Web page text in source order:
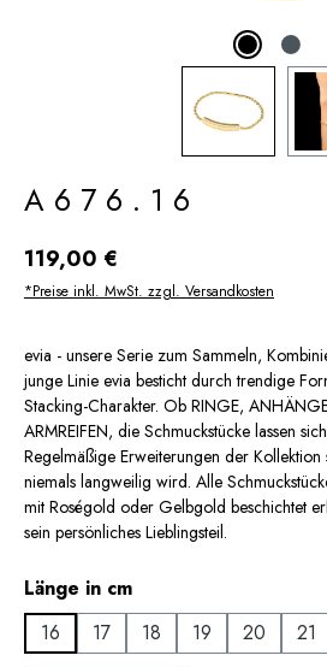
A676.16
Regulärer Preis:
119,00 €
*Preise inkl. MwSt. zzgl. Versandkosten
evia - unsere Serie zum Sammeln,
junge Linie evia besticht durch trendige
Stacking-Charakter. Ob RINGE,
ARMREIFEN, die Schmuckstücke lassen
Regelmäßige Erweiterungen der Kollektion
niemals langweilig wird. Alle
mit Roségold oder Gelbgold beschichtet
sein persönliches Lieblingsteil.
Länge in cmauswählen
16
17 18 19 20 21